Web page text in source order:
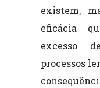
existem,
eficácia
excesso
processos